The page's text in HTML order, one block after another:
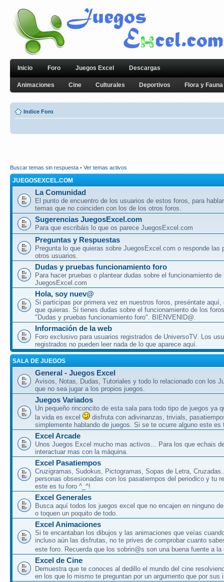
Inicio Foro Juegos Excel Descargas
Animaciones Cine Culturales Deportivos Flora y Fauna
Indice Foro
Buscar temas sin respuesta • Ver temas activos
JUEGOSEXCEL.COM
La Comunidad
El punto de encuentro de los usuarios de estos foros, para
temas que no coinciden con los de los otros foros.
Sugerencias JuegosExcel.com
Para que escribáis lo que os parece JuegosExcel.com
Preguntas y Respuestas
Pregunta lo que quieras sobre JuegosExcel.com o responde las
otros usuarios.
Dudas y pruebas funcionamiento foro
Para hacer pruebas o plantear dudas sobre el funcionamiento
JuegosExcel.com
Hola, soy nuev@
Si participas por primera vez en nuestros foros, preséntate aquí,
que quieras. Si tienes dudas sobre el funcionamiento de los
"Dudas y pruebas funcionamiento foro". BIENVENID@.
Información de la web
Foro exclusivo para usuarios registrados de UniversoTV. Los
registrados no pueden leer nada de lo que aparece aquí.
SALA DE JUEGOS
General - Juegos Excel
Avisos, Notas, Dudas, Tutoriales y todo lo relacionado con los
que no sea jugar a los propios juegos.
Juegos Variados
Un pequeño rinconcito de esta sala para todo tipo de juegos ya
la vida es excel
disfruta con adivinanzas, trivials,
simplemente hablando de juegos. Si se te ocurre alguno este es
Excel Arcade
Unos Juegos Excel mucho mas activos... Para los que echais
interactuar mas con la máquina.
Excel Pasatiempos
Cruzigramas, Sudokus, Pictogramas, Sopas de Letra,
personas obsesionadas con los pasatiempos del periodico y tu
este es tu foro ^_^!
Excel Generales
Busca aquí todos los juegos excel que no encajen en ninguno
o toquen un poquito de todo.
Excel Animaciones
Si te encantaban los dibujos y las animaciones que veías
incluso aún las disfrutas, no te prives de comprobar cuanto
este foro. Recuerda que los sobrin@s son una buena fuente a
Excel de Cine
Demuestra que te conoces al dedillo el mundo del cine
en los que lo mismo te preguntan por un argumento que por sus